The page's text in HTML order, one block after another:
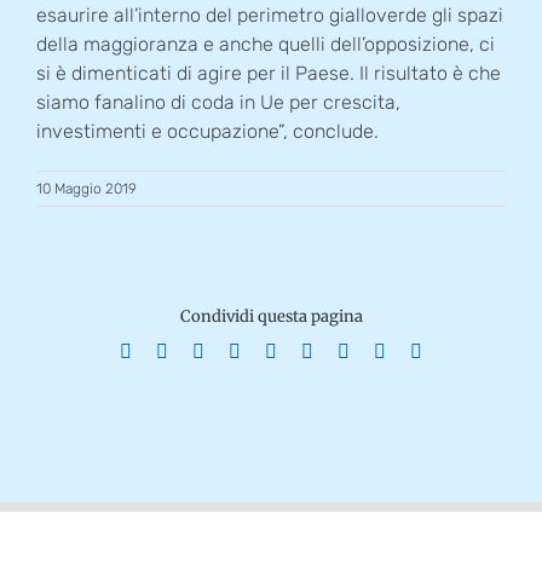
esaurire all’interno del perimetro gialloverde gli spazi
della maggioranza e anche quelli dell’opposizione, ci
si è dimenticati di agire per il Paese. Il risultato è che
siamo fanalino di coda in Ue per crescita,
investimenti e occupazione”, conclude.
10 Maggio 2019
Condividi questa pagina
Facebook Reddit LinkedInWhatsApp
TumblrPinterest